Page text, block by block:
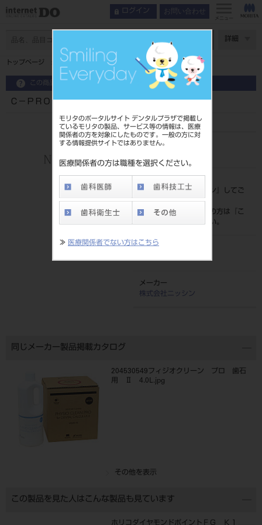
モリタのポータルサイト デンタルプラザで掲載し
ているモリタの製品、サービス等の情報は、医療
関係者の方を対象にしたものです。一般の方に対
する情報提供サイトではありません。
医療関係者の方は職種を選択ください。
≫ 医療関係者でない方はこちら
ログイン お問い合わせ
メニュー
詳細
トップページ Ｃ－ＰＲＯ３Ａ００１ 歯型彫刻学習用拡大模型歯
この商品に関するお問い合わせ
Ｃ－ＰＲＯ３Ａ００１ 歯型彫刻学習用拡大模型歯
品目コード
価格の確認は『ログイン
』してご
覧ください。
ネット会員登録がまだの方は『
こ
ちら』より登録ください。
発売日
2016/01/21
メーカー
株式会社ニッシン
同じメーカー製品掲載カタログ
204530549フィジオクリーン プロ 歯石
用 Ⅱ 4.0L.jpg
その他を表示
この製品を見た人はこんな製品も見ています
ホリコダイヤモンドポイントＦＧ Ｋ１